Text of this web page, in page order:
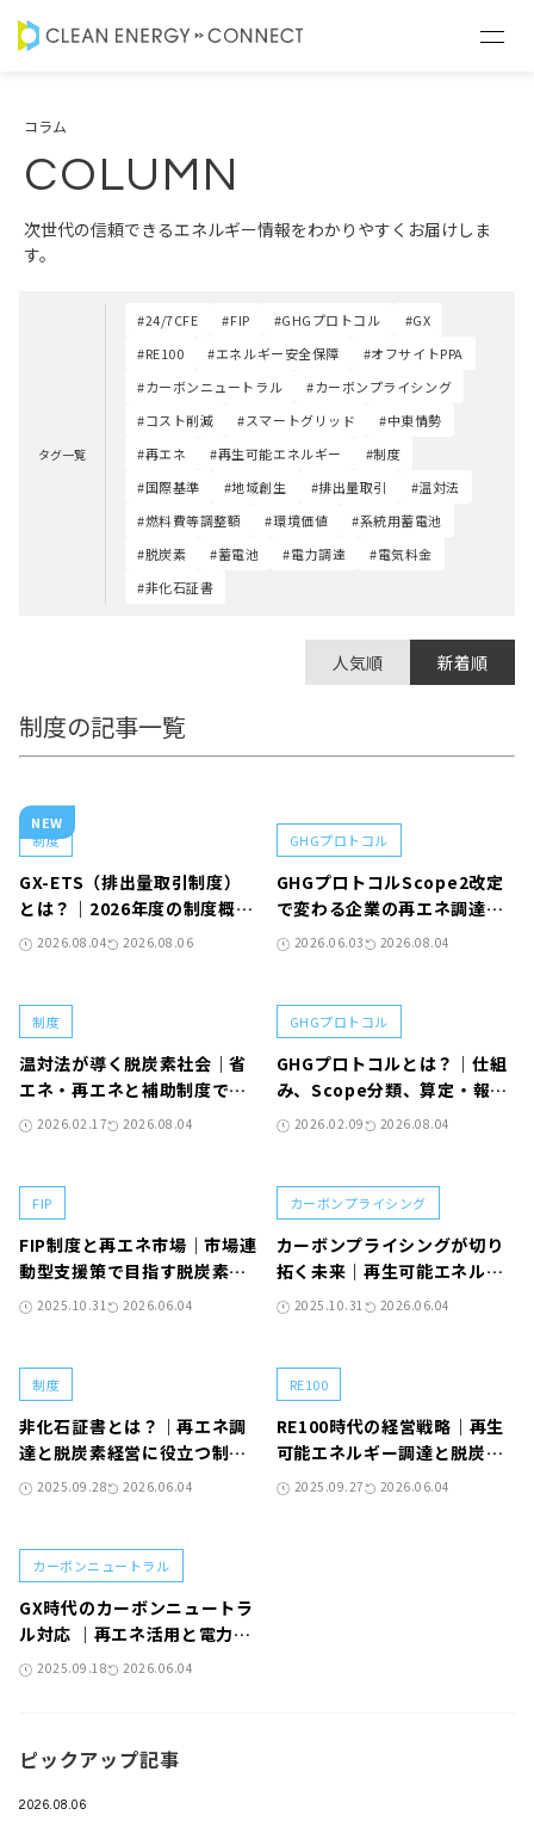
コラム
COLUMN
次世代の信頼できるエネルギー情報をわかりやすくお届けしま
す。
タグ一覧
#24/7CFE #FIP #GHGプロトコル
#GX
#RE100
#エネルギー安全保障
#オフサイトPPA
#カーボンニュートラル
#カーボンプライシング
#コスト削減
#スマートグリッド
#中東情勢
#再エネ
#再生可能エネルギー
#制度
#国際基準
#地域創生 #排出量取引
#温対法
#燃料費等調整額
#環境価値
#系統用蓄電池
#脱炭素
#蓄電池 #電力調達
#電気料金
#非化石証書
人気順 新着順
制度の記事一覧
NEW
制度
GX-ETS（排出量取引制度）
とは？｜2026年度の制度概要
と対象企業が進めるべき対応
2026.08.04 2026.08.06
GHGプロトコル
GHGプロトコルScope2改定
で変わる企業の再エネ調達｜
アワリーマッチングと
2026.06.03 2026.08.04
制度
温対法が導く脱炭素社会｜省
エネ・再エネと補助制度で実
現する未来のエネルギー社会
2026.02.17 2026.08.04
GHGプロトコル
GHGプロトコルとは？｜仕組
み、Scope分類、算定・報告
プロセスをわかりやすく解説
2026.02.09 2026.08.04
FIP
FIP制度と再エネ市場｜市場連
動型支援策で目指す脱炭素社
会 2025.10.31 2026.06.04
カーボンプライシング
カーボンプライシングが切り
拓く未来｜再生可能エネルギ
ーと脱炭素社会への転換に向
2025.10.31 2026.06.04
制度
非化石証書とは？｜再エネ調
達と脱炭素経営に役立つ制度
を徹底解説
2025.09.28 2026.06.04
RE100
RE100時代の経営戦略｜再生
可能エネルギー調達と脱炭素
経営の実践ガイド
2025.09.27 2026.06.04
カーボンニュートラル
GX時代のカーボンニュートラ
ル対応 ｜再エネ活用と電力調
達の新戦略
2025.09.18 2026.06.04
ピックアップ記事
2026.08.06